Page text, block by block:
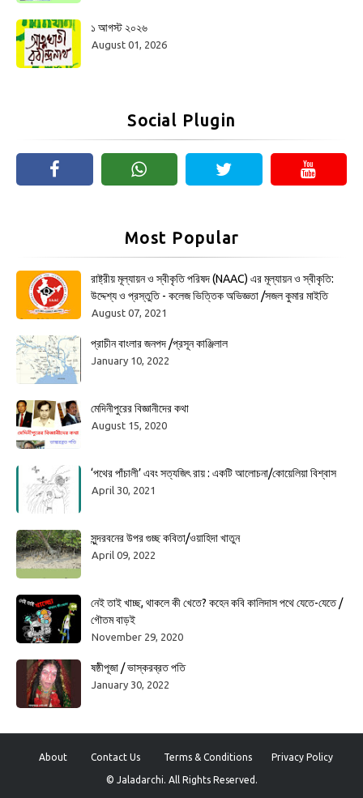
১ আগস্ট ২০২৬
August 01, 2026
Social Plugin
Most Popular
রাষ্ট্রীয় মূল্যায়ন ও স্বীকৃতি পরিষদ (NAAC) এর মূল্যায়ন ও স্বীকৃতি:
উদ্দেশ্য ও প্রস্তুতি - কলেজ ভিত্তিক অভিজ্ঞতা /সজল কুমার মাইতি
August 07, 2021
প্রাচীন বাংলার জনপদ /প্রসূন কাঞ্জিলাল
January 10, 2022
মেদিনীপুরের বিজ্ঞানীদের কথা
August 15, 2020
‘পথের পাঁচালী’ এবং সত্যজিৎ রায় : একটি আলোচনা/কোয়েলিয়া বিশ্বাস
April 30, 2021
সুন্দরবনের উপর গুচ্ছ কবিতা/ওয়াহিদা খাতুন
April 09, 2022
নেই তাই খাচ্ছ, থাকলে কী খেতে? কহেন কবি কালিদাস পথে যেতে-যেতে /
গৌতম বাড়ই
November 29, 2020
ষষ্ঠীপূজা / ভাস্করব্রত পতি
January 30, 2022
About Contact Us Terms & Conditions Privacy Policy
© Jaladarchi. All Rights Reserved.